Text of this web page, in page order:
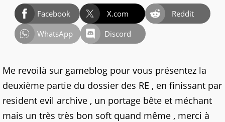
Facebook X.com
Reddit
WhatsApp
Discord
Me revoilà sur gameblog pour vous présentez la
deuxième partie du dossier des RE , en finissant par
resident evil archive , un portage bête et méchant
mais un très très bon soft quand même , merci à